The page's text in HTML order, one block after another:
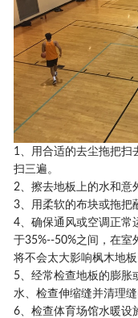
1、用合适的去尘拖把扫
扫三遍。
2、擦去地板上的水和意
3、用柔软的布块或拖把
4、确保通风或空调正常
于35%--50%之间，在室
将不会太大影响枫木地板
5、经常检查地板的膨胀
水、检查伸缩缝并清理缝
6、检查体育场馆水暖设